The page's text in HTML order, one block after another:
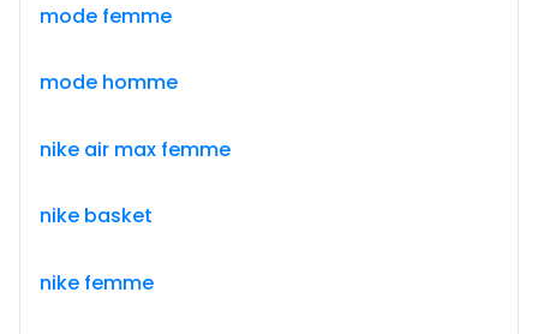
mode femme
mode homme
nike air max femme
nike basket
nike femme